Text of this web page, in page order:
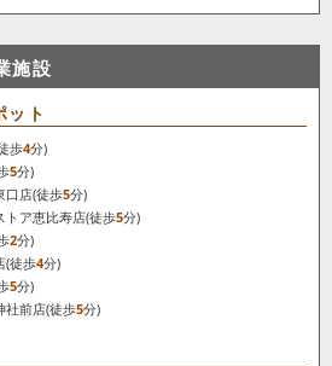
施設
ット
歩4分)
5分)
店(徒歩5分)
ア恵比寿店(徒歩5分)
2分)
(徒歩4分)
5分)
前店(徒歩5分)